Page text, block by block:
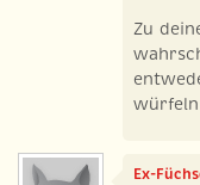
Zu
Ex-